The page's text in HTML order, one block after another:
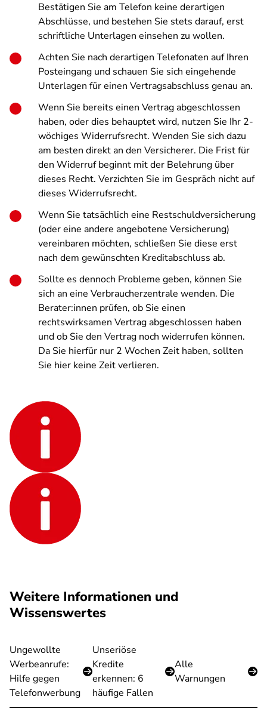
Bestätigen Sie am Telefon keine derartigen
Abschlüsse, und bestehen Sie stets darauf, erst
schriftliche Unterlagen einsehen zu wollen.
Achten Sie nach derartigen Telefonaten auf Ihren
Posteingang und schauen Sie sich eingehende
Unterlagen für einen Vertragsabschluss genau an.
Wenn Sie bereits einen Vertrag abgeschlossen
haben, oder dies behauptet wird, nutzen Sie Ihr 2-
wöchiges Widerrufsrecht. Wenden Sie sich dazu
am besten direkt an den Versicherer. Die Frist für
den Widerruf beginnt mit der Belehrung über
dieses Recht. Verzichten Sie im Gespräch nicht auf
dieses Widerrufsrecht.
Wenn Sie tatsächlich eine Restschuldversicherung
(oder eine andere angebotene Versicherung)
vereinbaren möchten, schließen Sie diese erst
nach dem gewünschten Kreditabschluss ab.
Sollte es dennoch Probleme geben, können Sie
sich an eine Verbraucherzentrale wenden. Die
Berater:innen prüfen, ob Sie einen
rechtswirksamen Vertrag abgeschlossen haben
und ob Sie den Vertrag noch widerrufen können.
Da Sie hierfür nur 2 Wochen Zeit haben, sollten
Sie hier keine Zeit verlieren.
Weitere Informationen und
Wissenswertes
Ungewollte
Werbeanrufe:
Hilfe gegen
Telefonwerbung
Unseriöse
Kredite
erkennen: 6
häufige Fallen
Alle
Warnungen